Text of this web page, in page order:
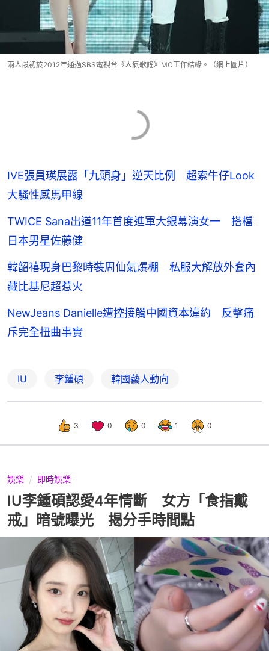
兩人最初於2012年通過SBS電視台《人氣歌謠》MC工作結緣。（網上圖片）
IVE張員瑛展露「九頭身」逆天比例 超索牛仔Look
大騷性感馬甲線
TWICE Sana出道11年首度進軍大銀幕演女一 搭檔
日本男星佐藤健
韓韶禧現身巴黎時裝周仙氣爆棚 私服大解放外套內
藏比基尼超惹火
NewJeans Danielle遭控接觸中國資本違約 反擊痛
斥完全扭曲事實
IU 李鍾碩 韓國藝人動向
3 0 0 1 0
娛樂 即時娛樂
IU李鍾碩認愛4年情斷 女方「食指戴
戒」暗號曝光 揭分手時間點